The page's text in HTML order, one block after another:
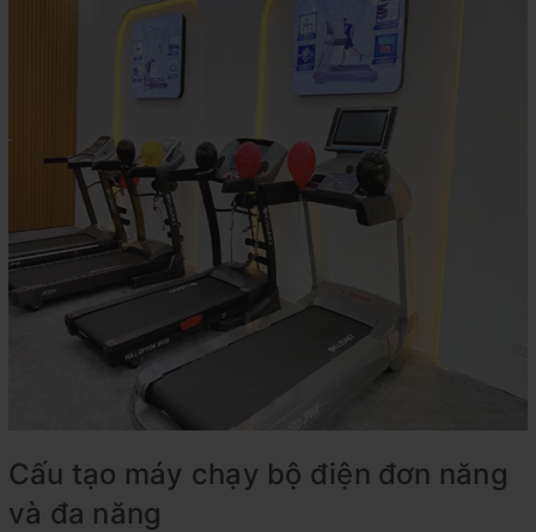
Cấu tạo máy chạy bộ điện đơn năng
và đa năng